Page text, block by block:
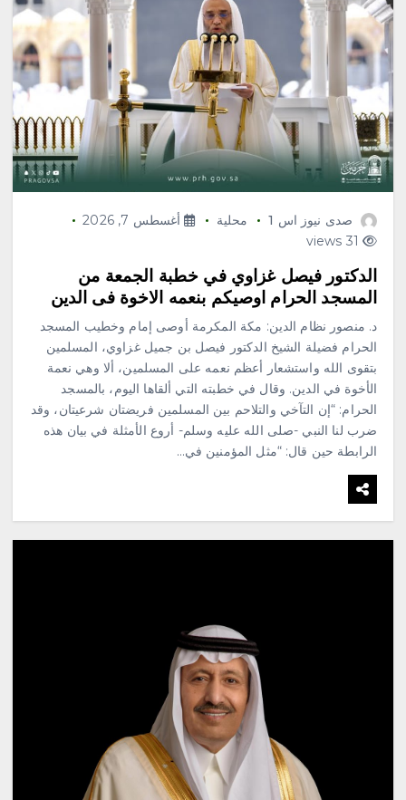
صدى نيوز اس 1 محلية
أغسطس 7, 2026
31 views
الدكتور فيصل غزاوي في خطبة الجمعة من
المسجد الحرام اوصيكم بنعمه الاخوة فى الدين
د. منصور نظام الدين: مكة المكرمة أوصى إمام وخطيب المسجد
الحرام فضيلة الشيخ الدكتور فيصل بن جميل غزاوي، المسلمين
بتقوى الله واستشعار أعظم نعمه على المسلمين، ألا وهي نعمة
الأخوة في الدين. وقال في خطبته التي ألقاها اليوم، بالمسجد
الحرام: “إن التآخي والتلاحم بين المسلمين فريضتان شرعيتان، وقد
ضرب لنا النبي -صلى الله عليه وسلم- أروع الأمثلة في بيان هذه
الرابطة حين قال: “مثل المؤمنين في…